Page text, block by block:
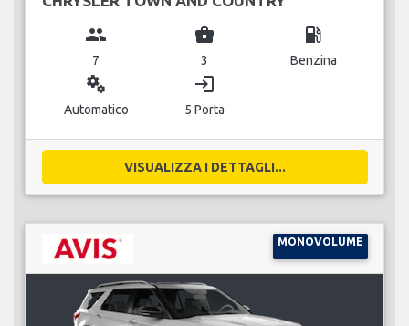
group
7
business_center
3
local_gas_station
Benzina
miscellaneous_services
Automatico
login
5 Porta
VISUALIZZA I DETTAGLI...
MONOVOLUME